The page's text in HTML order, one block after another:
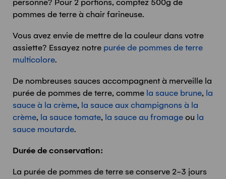
personne? Pour 2 portions, comptez 500g de
pommes de terre à chair farineuse.
Vous avez envie de mettre de la couleur dans votre
assiette? Essayez notre purée de pommes de terre
multicolore.
De nombreuses sauces accompagnent à merveille la
purée de pommes de terre, comme la sauce brune, la
sauce à la crème, la sauce aux champignons à la
crème, la sauce tomate, la sauce au fromage ou la
sauce moutarde.
Durée de conservation:
La purée de pommes de terre se conserve 2-3 jours